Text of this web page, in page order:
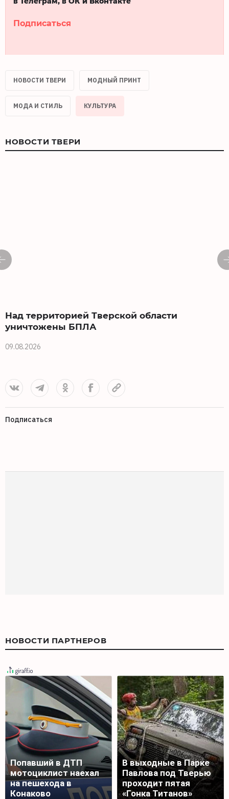
Подписаться
НОВОСТИ ТВЕРИ МОДНЫЙ ПРИНТ
МОДА И СТИЛЬ КУЛЬТУРА
НОВОСТИ ТВЕРИ
Над территорией Тверской области
уничтожены БПЛА
09.08.2026
Подписаться
НОВОСТИ ПАРТНЕРОВ
Попавший в ДТП
мотоциклист наехал
на пешехода в
Конаково
В выходные в Парке
Павлова под Тверью
проходит пятая
«Гонка Титанов»